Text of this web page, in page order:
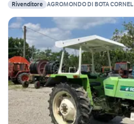
Rivenditore AGROMONDO DI BOTA CORNEL